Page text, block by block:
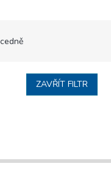
ZAVŘÍT FILTR